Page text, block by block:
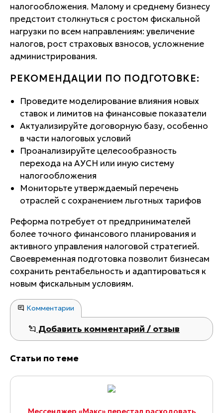
налогообложения. Малому и среднему бизнесу
предстоит столкнуться с ростом фискальной
нагрузки по всем направлениям: увеличение
налогов, рост страховых взносов, усложнение
администрирования.
РЕКОМЕНДАЦИИ ПО ПОДГОТОВКЕ:
Проведите моделирование влияния новых
ставок и лимитов на финансовые показатели
Актуализируйте договорную базу, особенно
в части налоговых условий
Проанализируйте целесообразность
перехода на АУСН или иную систему
налогообложения
Мониторьте утверждаемый перечень
отраслей с сохранением льготных тарифов
Реформа потребует от предпринимателей
более точного финансового планирования и
активного управления налоговой стратегией.
Своевременная подготовка позволит бизнесам
сохранить рентабельность и адаптироваться к
новым фискальным условиям.
Комментарии
Добавить комментарий / отзыв
Статьи по теме